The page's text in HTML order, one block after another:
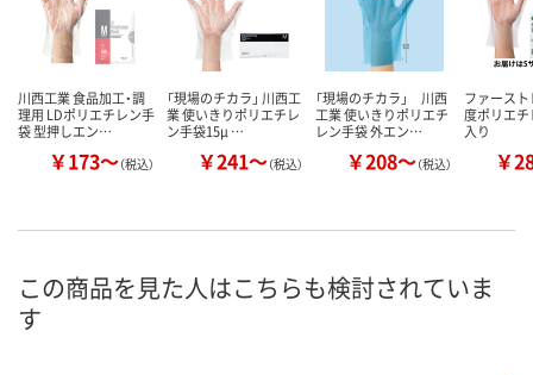
川西工業 食品加工・調
理用 LDポリエチレン手
袋 型押しエン…
￥173～（税込）
「現場のチカラ」 川西工
業 使いきりポリエチレ
ン手袋15μ …
￥241～（税込）
「現場のチカラ」 川西
工業 使いきりポリエチ
レン手袋 外エン…
￥208～（税込）
ファース
度ポリエ
入り
￥
この商品を見た人はこちらも検討されていま
す